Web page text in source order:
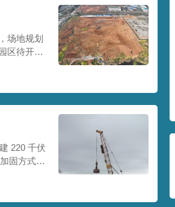
场地规划
区待开发
量问题，
220 千伏
固方式改
力基础设